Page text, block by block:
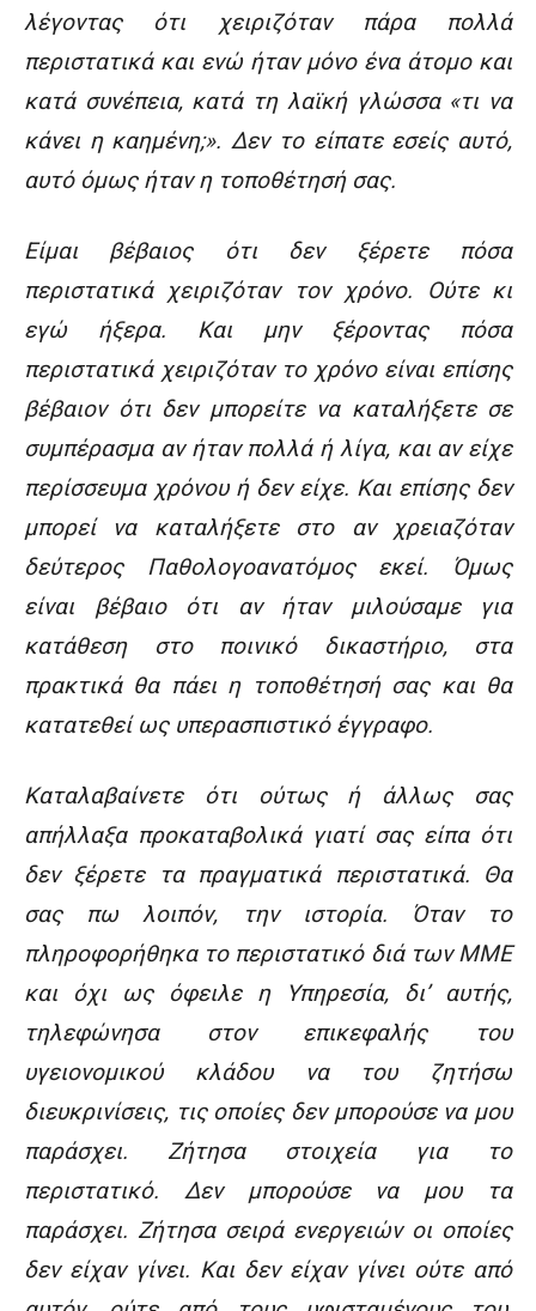
λέγοντας ότι χειριζόταν πάρα πολλά
περιστατικά και ενώ ήταν μόνο ένα άτομο και
κατά συνέπεια, κατά τη λαϊκή γλώσσα «τι να
κάνει η καημένη;». Δεν το είπατε εσείς αυτό,
αυτό όμως ήταν η τοποθέτησή σας.
Είμαι βέβαιος ότι δεν ξέρετε πόσα
περιστατικά χειριζόταν τον χρόνο. Ούτε κι
εγώ ήξερα. Και μην ξέροντας πόσα
περιστατικά χειριζόταν το χρόνο είναι επίσης
βέβαιον ότι δεν μπορείτε να καταλήξετε σε
συμπέρασμα αν ήταν πολλά ή λίγα, και αν είχε
περίσσευμα χρόνου ή δεν είχε. Και επίσης δεν
μπορεί να καταλήξετε στο αν χρειαζόταν
δεύτερος Παθολογοανατόμος εκεί. Όμως
είναι βέβαιο ότι αν ήταν μιλούσαμε για
κατάθεση στο ποινικό δικαστήριο, στα
πρακτικά θα πάει η τοποθέτησή σας και θα
κατατεθεί ως υπερασπιστικό έγγραφο.
Καταλαβαίνετε ότι ούτως ή άλλως σας
απήλλαξα προκαταβολικά γιατί σας είπα ότι
δεν ξέρετε τα πραγματικά περιστατικά. Θα
σας πω λοιπόν, την ιστορία. Όταν το
πληροφορήθηκα το περιστατικό διά των ΜΜΕ
και όχι ως όφειλε η Υπηρεσία, δι’ αυτής,
τηλεφώνησα στον επικεφαλής του
υγειονομικού κλάδου να του ζητήσω
διευκρινίσεις, τις οποίες δεν μπορούσε να μου
παράσχει. Ζήτησα στοιχεία για το
περιστατικό. Δεν μπορούσε να μου τα
παράσχει. Ζήτησα σειρά ενεργειών οι οποίες
δεν είχαν γίνει. Και δεν είχαν γίνει ούτε από